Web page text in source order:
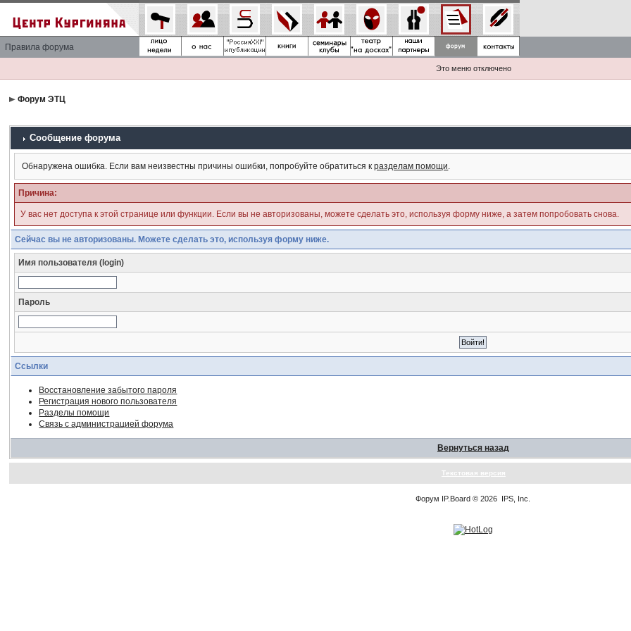
Правила форума
Это меню отключено
Форум ЭТЦ
Сообщение форума
Обнаружена ошибка. Если вам неизвестны причины ошибки, попробуйте обратиться кразделам помощи.
Причина:
У вас нет доступа к этой странице или функции. Если вы не авторизованы, можете сделать это, используя форму ниже, а затем попробовать снова.
Сейчас вы не авторизованы. Можете сделать это, используя форму ниже.
Имя пользователя (login)
Пароль
Ссылки
Восстановление забытого пароля
Регистрация нового пользователя
Разделы помощи
Связь с администрацией форума
Вернуться назад
Текстовая версия
Форум IP.Board © 2026 IPS, Inc